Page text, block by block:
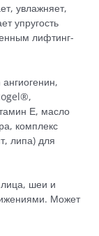
увлажняет,
упругость
лифтинг-
Е, масло
комплекс
липа) для
шеи и
Может